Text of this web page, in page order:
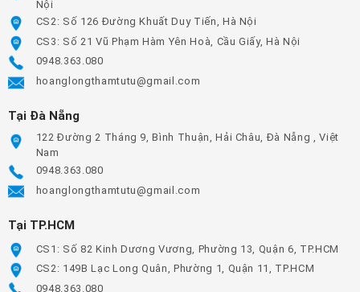
Nội
CS2: Số 126 Đường Khuất Duy Tiến, Hà Nội
CS3: Số 21 Vũ Phạm Hàm Yên Hoà, Cầu Giấy, Hà Nội
0948.363.080
hoanglongthamtutu@gmail.com
Tại Đà Nẵng
122 Đường 2 Tháng 9, Bình Thuận, Hải Châu, Đà Nẵng , Việt
Nam
0948.363.080
hoanglongthamtutu@gmail.com
Tại TP.HCM
CS1: Số 82 Kinh Dương Vương, Phường 13, Quận 6, TP.HCM
CS2: 149B Lạc Long Quân, Phường 1, Quận 11, TP.HCM
0948.363.080